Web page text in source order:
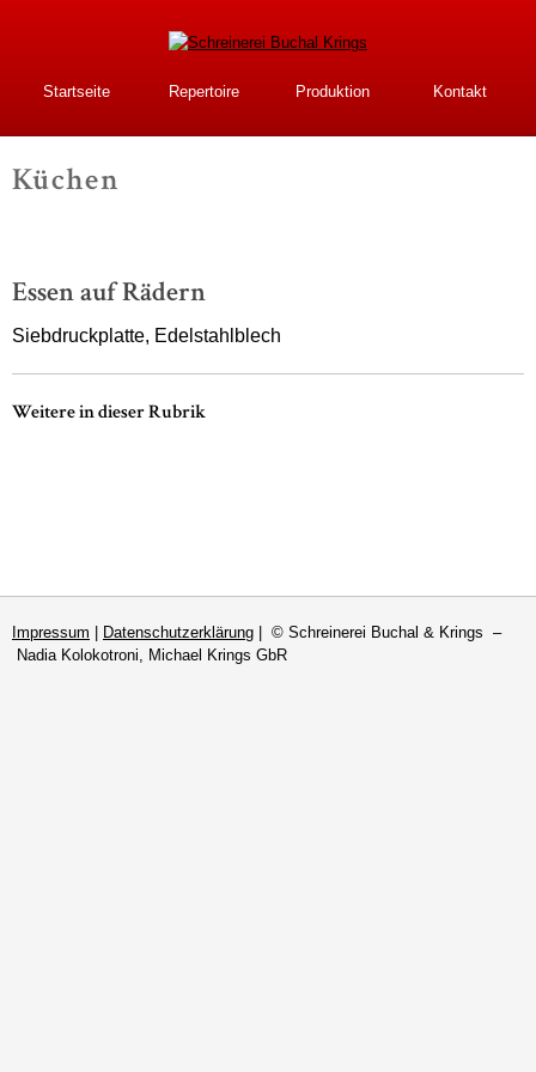
zum
Schreinerei Buchal
Krings
Startseite Repertoire Produktion Kontakt
Küchen
Essen auf Rädern
Siebdruckplatte, Edelstahlblech
Weitere in dieser Rubrik
Impressum Datenschutzerklärung | © Schreinerei Buchal & Krings –
Nadia Kolokotroni, Michael Krings GbR